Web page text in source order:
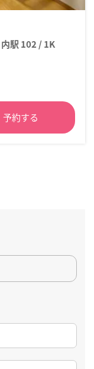
駅 102 / 1K
予約する